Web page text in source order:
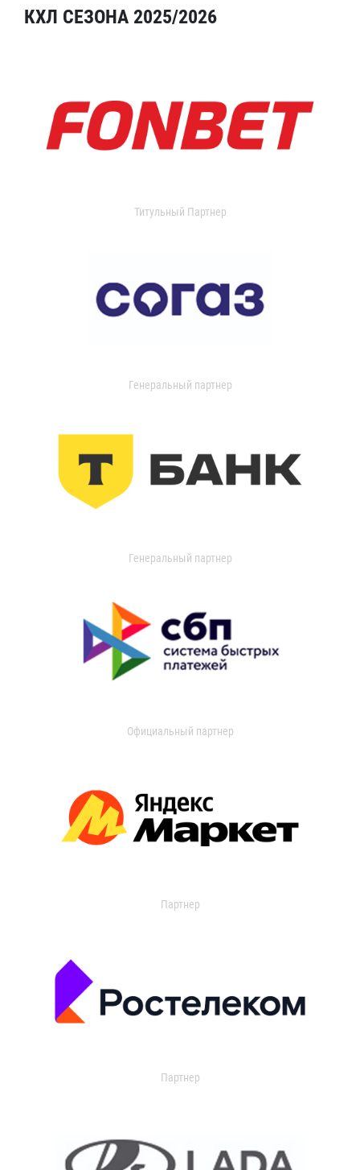
КХЛ СЕЗОНА 2025/2026
Титульный Партнер
Генеральный партнер
Генеральный партнер
Официальный партнер
Партнер
Партнер